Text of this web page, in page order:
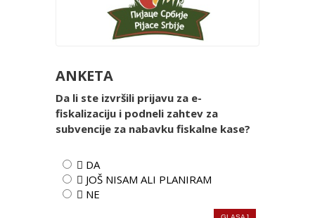
ANKETA
Da li ste izvršili prijavu za e-
fiskalizaciju i podneli zahtev za
subvencije za nabavku fiskalne kase?
 DA
 JOŠ NISAM ALI PLANIRAM
 NE